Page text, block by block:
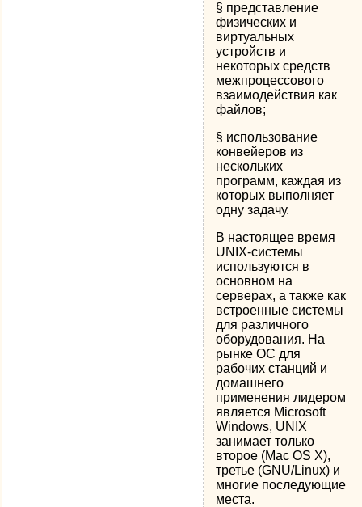
§ представление
физических и
виртуальных
устройств и
некоторых средств
межпроцессового
взаимодействия как
файлов;
§ использование
конвейеров из
нескольких
программ, каждая из
которых выполняет
одну задачу.
В настоящее время
UNIX-системы
используются в
основном на
серверах, а также как
встроенные системы
для различного
оборудования. На
рынке ОС для
рабочих станций и
домашнего
применения лидером
является Microsoft
Windows, UNIX
занимает только
второе (Mac OS X),
третье (GNU/Linux) и
многие последующие
места.